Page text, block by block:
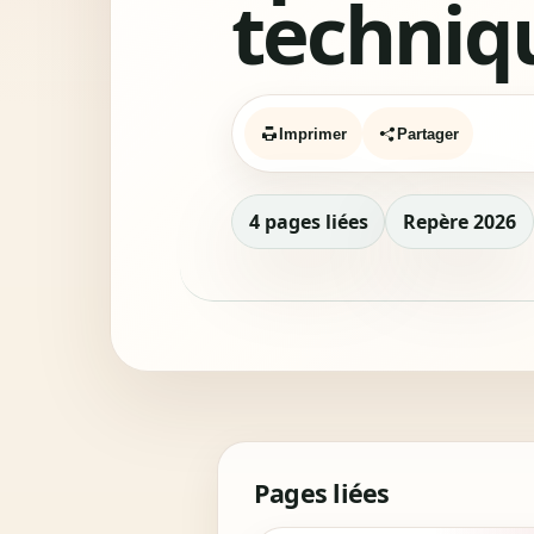
Imprimer Partager
4 pages liées Repère 2026
Pages liées